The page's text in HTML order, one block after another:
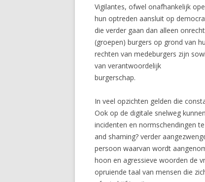
Vigilantes, ofwel onafhankelijk
hun optreden aansluit op
die verder gaan dan alleen
(groepen) burgers op grond van
rechten van medeburgers zijn
van verantwoordelijk
burgerschap.
In veel opzichten gelden die
Ook op de digitale snelweg
incidenten en normschendingen
and shaming? verder
persoon waarvan wordt
hoon en agressieve woorden de
opruiende taal van mensen die